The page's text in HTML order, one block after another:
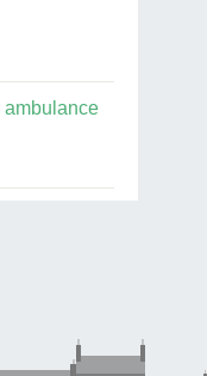
ambulance